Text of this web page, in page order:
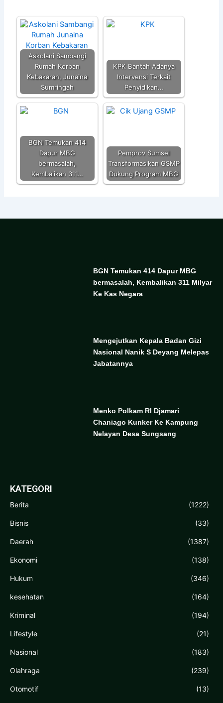
Askolani Sambangi
Rumah Korban
Kebakaran, Junaina
Sumringah
KPK Bantah Adanya
Intervensi Terkait
Penyidikan…
BGN Temukan 414
Dapur MBG
bermasalah,
Kembalikan 311…
Pemprov Sumsel
Transformasikan GSMP
Dukung Program MBG
BGN Temukan 414 Dapur MBG
bermasalah, Kembalikan 311 Milyar
Ke Kas Negara
Mengejutkan Kepala Badan Gizi
Nasional Nanik S Deyang Melepas
Jabatannya
Menko Polkam RI Djamari
Chaniago Kunker Ke Kampung
Nelayan Desa Sungsang
KATEGORI
Berita (1222)
Bisnis (33)
Daerah (1387)
Ekonomi (138)
Hukum (346)
kesehatan (164)
Kriminal (194)
Lifestyle (21)
Nasional (183)
Olahraga (239)
Otomotif (13)